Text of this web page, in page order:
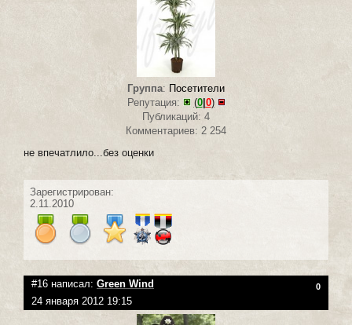
Группа: Посетители
Репутация:
(0| 0)
Публикаций: 4
Комментариев: 2 254
не впечатлило...без оценки
Зарегистрирован:
2.11.2010
#16 написал: Green Wind 0
24 января 2012 19:15